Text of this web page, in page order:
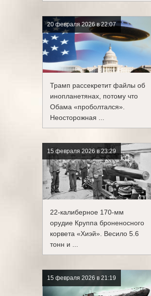
20 февраля 2026 в 22:07
Трамп рассекретит файлы об
инопланетянах, потому что
Обама «проболтался».
Неосторожная ...
15 февраля 2026 в 23:29
22-калиберное 170-мм
орудие Круппа броненосного
корвета «Хиэй». Весило 5.6
тонн и ...
15 февраля 2026 в 21:19